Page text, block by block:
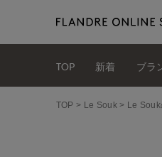
TOP 新着 ブラ
TOP Le Souk Le